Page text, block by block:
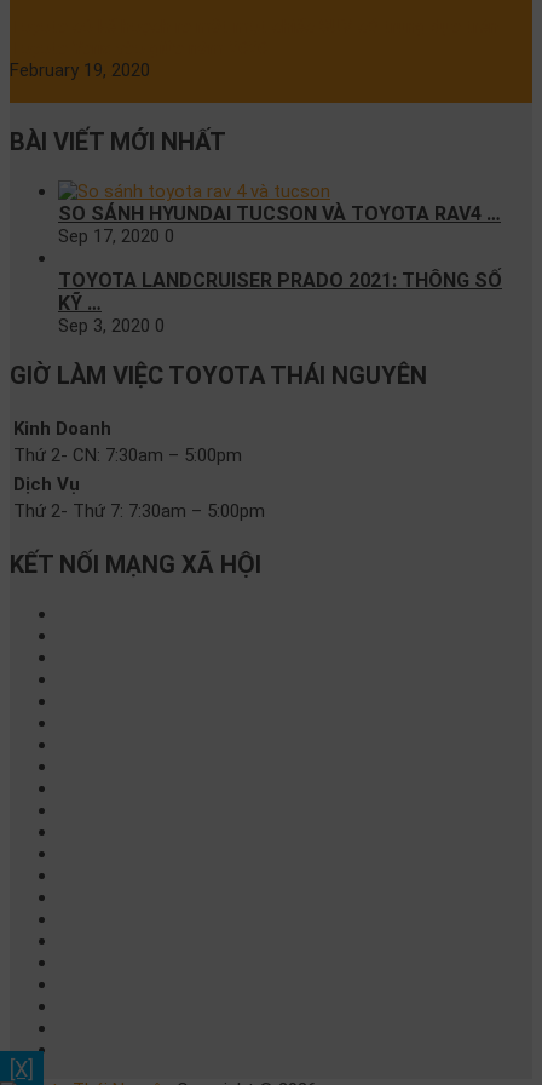
February 19, 2020
BÀI VIẾT MỚI NHẤT
SO SÁNH HYUNDAI TUCSON VÀ TOYOTA RAV4 …
Sep 17, 2020 0
TOYOTA LANDCRUISER PRADO 2021: THÔNG SỐ
KỸ …
Sep 3, 2020 0
GIỜ LÀM VIỆC TOYOTA THÁI NGUYÊN
Kinh Doanh
Thứ 2- CN: 7:30am – 5:00pm
Dịch Vụ
Thứ 2- Thứ 7: 7:30am – 5:00pm
KẾT NỐI MẠNG XÃ HỘI
[X]